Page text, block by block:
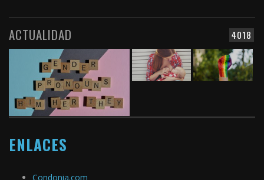
4018
ACTUALIDAD
ENLACES
Condonia.com